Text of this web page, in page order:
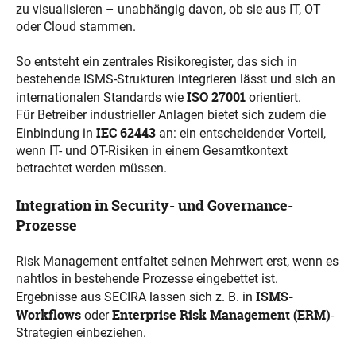
zu visualisieren – unabhängig davon, ob sie aus IT, OT
oder Cloud stammen.
So entsteht ein zentrales Risikoregister, das sich in
bestehende ISMS-Strukturen integrieren lässt und sich an
internationalen Standards wie ISO 27001 orientiert.
Für Betreiber industrieller Anlagen bietet sich zudem die
Einbindung in IEC 62443 an: ein entscheidender Vorteil,
wenn IT- und OT-Risiken in einem Gesamtkontext
betrachtet werden müssen.
Integration in Security- und Governance-
Prozesse
Risk Management entfaltet seinen Mehrwert erst, wenn es
nahtlos in bestehende Prozesse eingebettet ist.
Ergebnisse aus SECIRA lassen sich z. B. in ISMS-
Workflows oderEnterprise Risk Management (ERM)-
Strategien einbeziehen.